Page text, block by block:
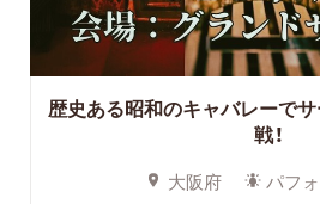
歴史ある昭和のキャバレーで
戦！
大阪府 パフ